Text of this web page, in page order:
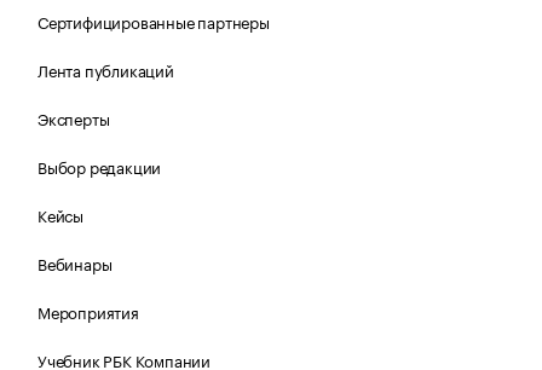
Сертифицированные партнеры
Лента публикаций
Эксперты
Выбор редакции
Кейсы
Вебинары
Мероприятия
Учебник РБК Компании